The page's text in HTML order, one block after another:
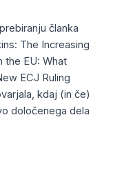
članka
The Increasing
the EU: What
ECJ Ruling
kdaj (in če)
določenega dela